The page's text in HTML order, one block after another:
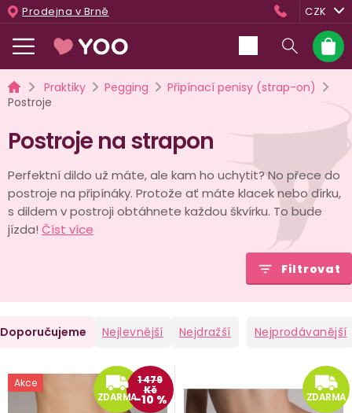
Přejít
na
obsah
Prodejna v Brně CZK
košík
DomůPraktiky Pegging
Připínací penisy (strap-on)
Postroje
Postroje na strapon
Perfektní dildo už máte, ale kam ho uchytit? No přece do
postroje na připínáky. Protože ať máte klacek nebo dírku,
s dildem v postroji obtáhnete každou škvírku. To bude
jízda! Číst více
Filtrovat
Doporučujeme Nejlevnější Nejdražší Nejprodávanější
VAkce ZDARMA
ZDARMA
1 479
Kč
–10 % ZDARMA